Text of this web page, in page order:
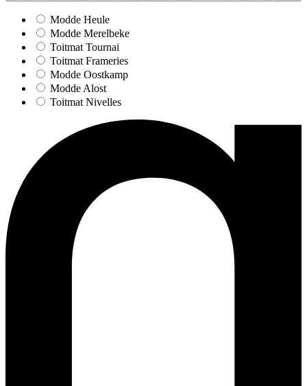
Modde Heule
Modde Merelbeke
Toitmat Tournai
Toitmat Frameries
Modde Oostkamp
Modde Alost
Toitmat Nivelles